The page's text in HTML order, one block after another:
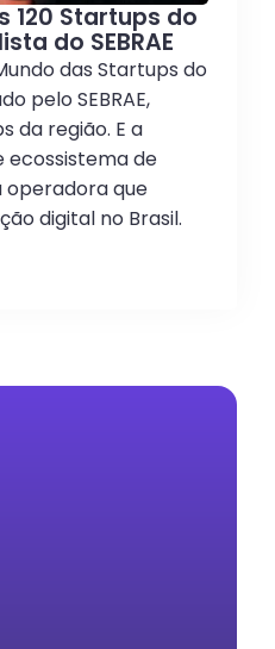
120 Startups do
do SEBRAE
das Startups do
pelo SEBRAE,
da região. E a
ecossistema de
operadora que
digital no Brasil.